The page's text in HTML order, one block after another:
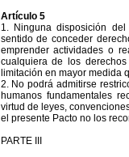
Artículo 5
1. Ninguna disposición
sentido de conceder
emprender actividades o
cualquiera de los
limitación en mayor medida
2. No podrá admitirse
humanos fundamentales
virtud de leyes,
el presente Pacto no los
PARTE III